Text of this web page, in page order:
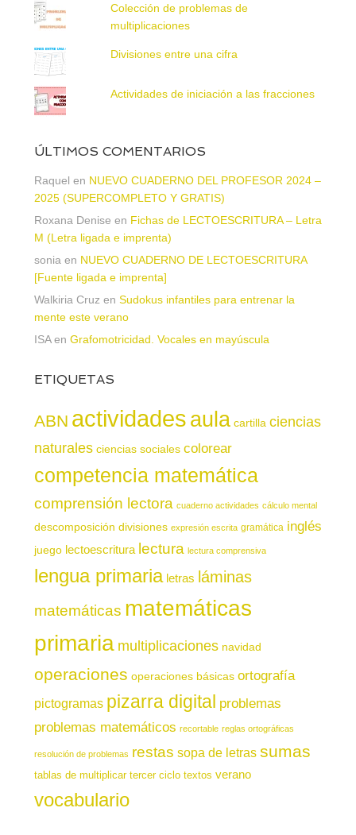
Colección de problemas de
multiplicaciones
Divisiones entre una cifra
Actividades de iniciación a las fracciones
ÚLTIMOS COMENTARIOS
Raquel en NUEVO CUADERNO DEL PROFESOR 2024 –
2025 (SUPERCOMPLETO Y GRATIS)
Roxana Denise en Fichas de LECTOESCRITURA – Letra
M (Letra ligada e imprenta)
sonia en NUEVO CUADERNO DE LECTOESCRITURA
[Fuente ligada e imprenta]
Walkiria Cruz en Sudokus infantiles para entrenar la
mente este verano
ISAen Grafomotricidad. Vocales en mayúscula
ETIQUETAS
ABN actividadesaula cartilla ciencias
naturales ciencias sociales colorear
competencia matemática
comprensión lectora cuaderno actividades cálculo mental
descomposición divisiones expresión escrita gramática inglés
juego lectoescritura lectura lectura comprensiva
lengua primaria letras láminas
matemáticas matemáticas
primaria multiplicaciones navidad
operaciones operaciones básicas ortografía
pictogramas pizarra digital problemas
problemas matemáticos recortable reglas ortográficas
resolución de problemas restas sopa de letras sumas
tablas de multiplicar tercer ciclo textos verano
vocabulario